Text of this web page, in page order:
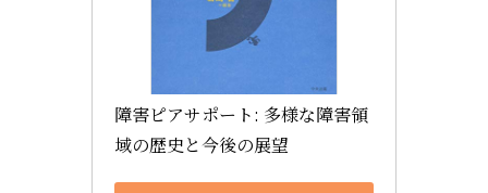
障害ピアサポート: 多様な障害領
域の歴史と今後の展望